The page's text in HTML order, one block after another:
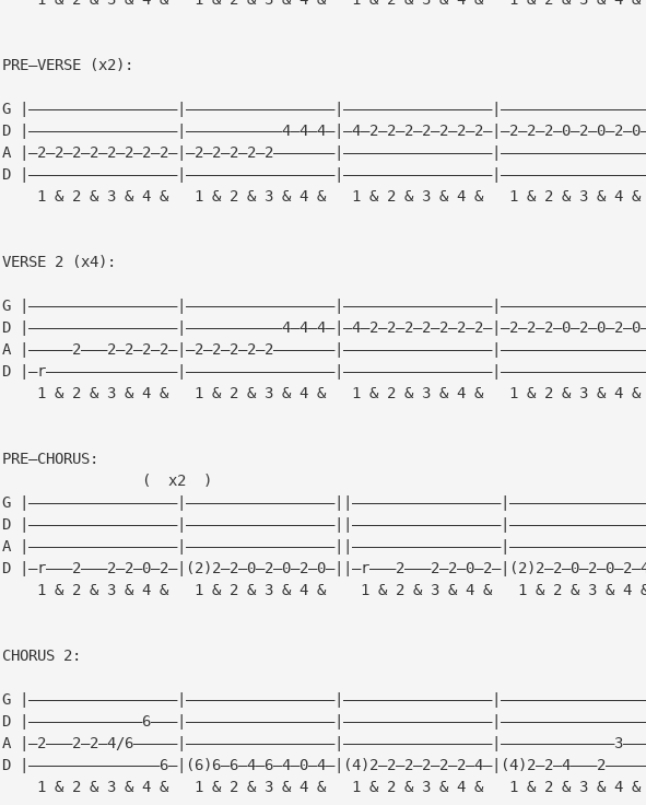
PRE—VERSE (x2):
G
D
A
D
    1 & 2 & 3 & 4 &   1 & 2 & 3 & 4 &   1 & 2 & 3 & 4 &   1 & 2 & 3 & 4 &
VERSE 2 (x4):
G
D
A
D
    1 & 2 & 3 & 4 &   1 & 2 & 3 & 4 &   1 & 2 & 3 & 4 &   1 & 2 & 3 & 4 &
PRE—CHORUS:
                (  x2  )
G
D
A
D
1 & 2 & 3 & 4 &   1 & 2 & 3 & 4 &    1 & 2 & 3 & 4 &   1 & 2 & 3 & 4
CHORUS 2:
G
D
A |—2———2—2—4/
D
    1 & 2 & 3 & 4 &   1 & 2 & 3 & 4 &   1 & 2 & 3 & 4 &   1 & 2 & 3 & 4 &